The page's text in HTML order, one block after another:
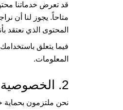
قد تعرض خدماتنا
متاحاً. يجوز لنا أن
المحتوى الذي نعتقد
فيما يتعلق
المعلومات.
2. الخصوصية وملفات تعريف الارتباط
نحن ملتزمون بحماية